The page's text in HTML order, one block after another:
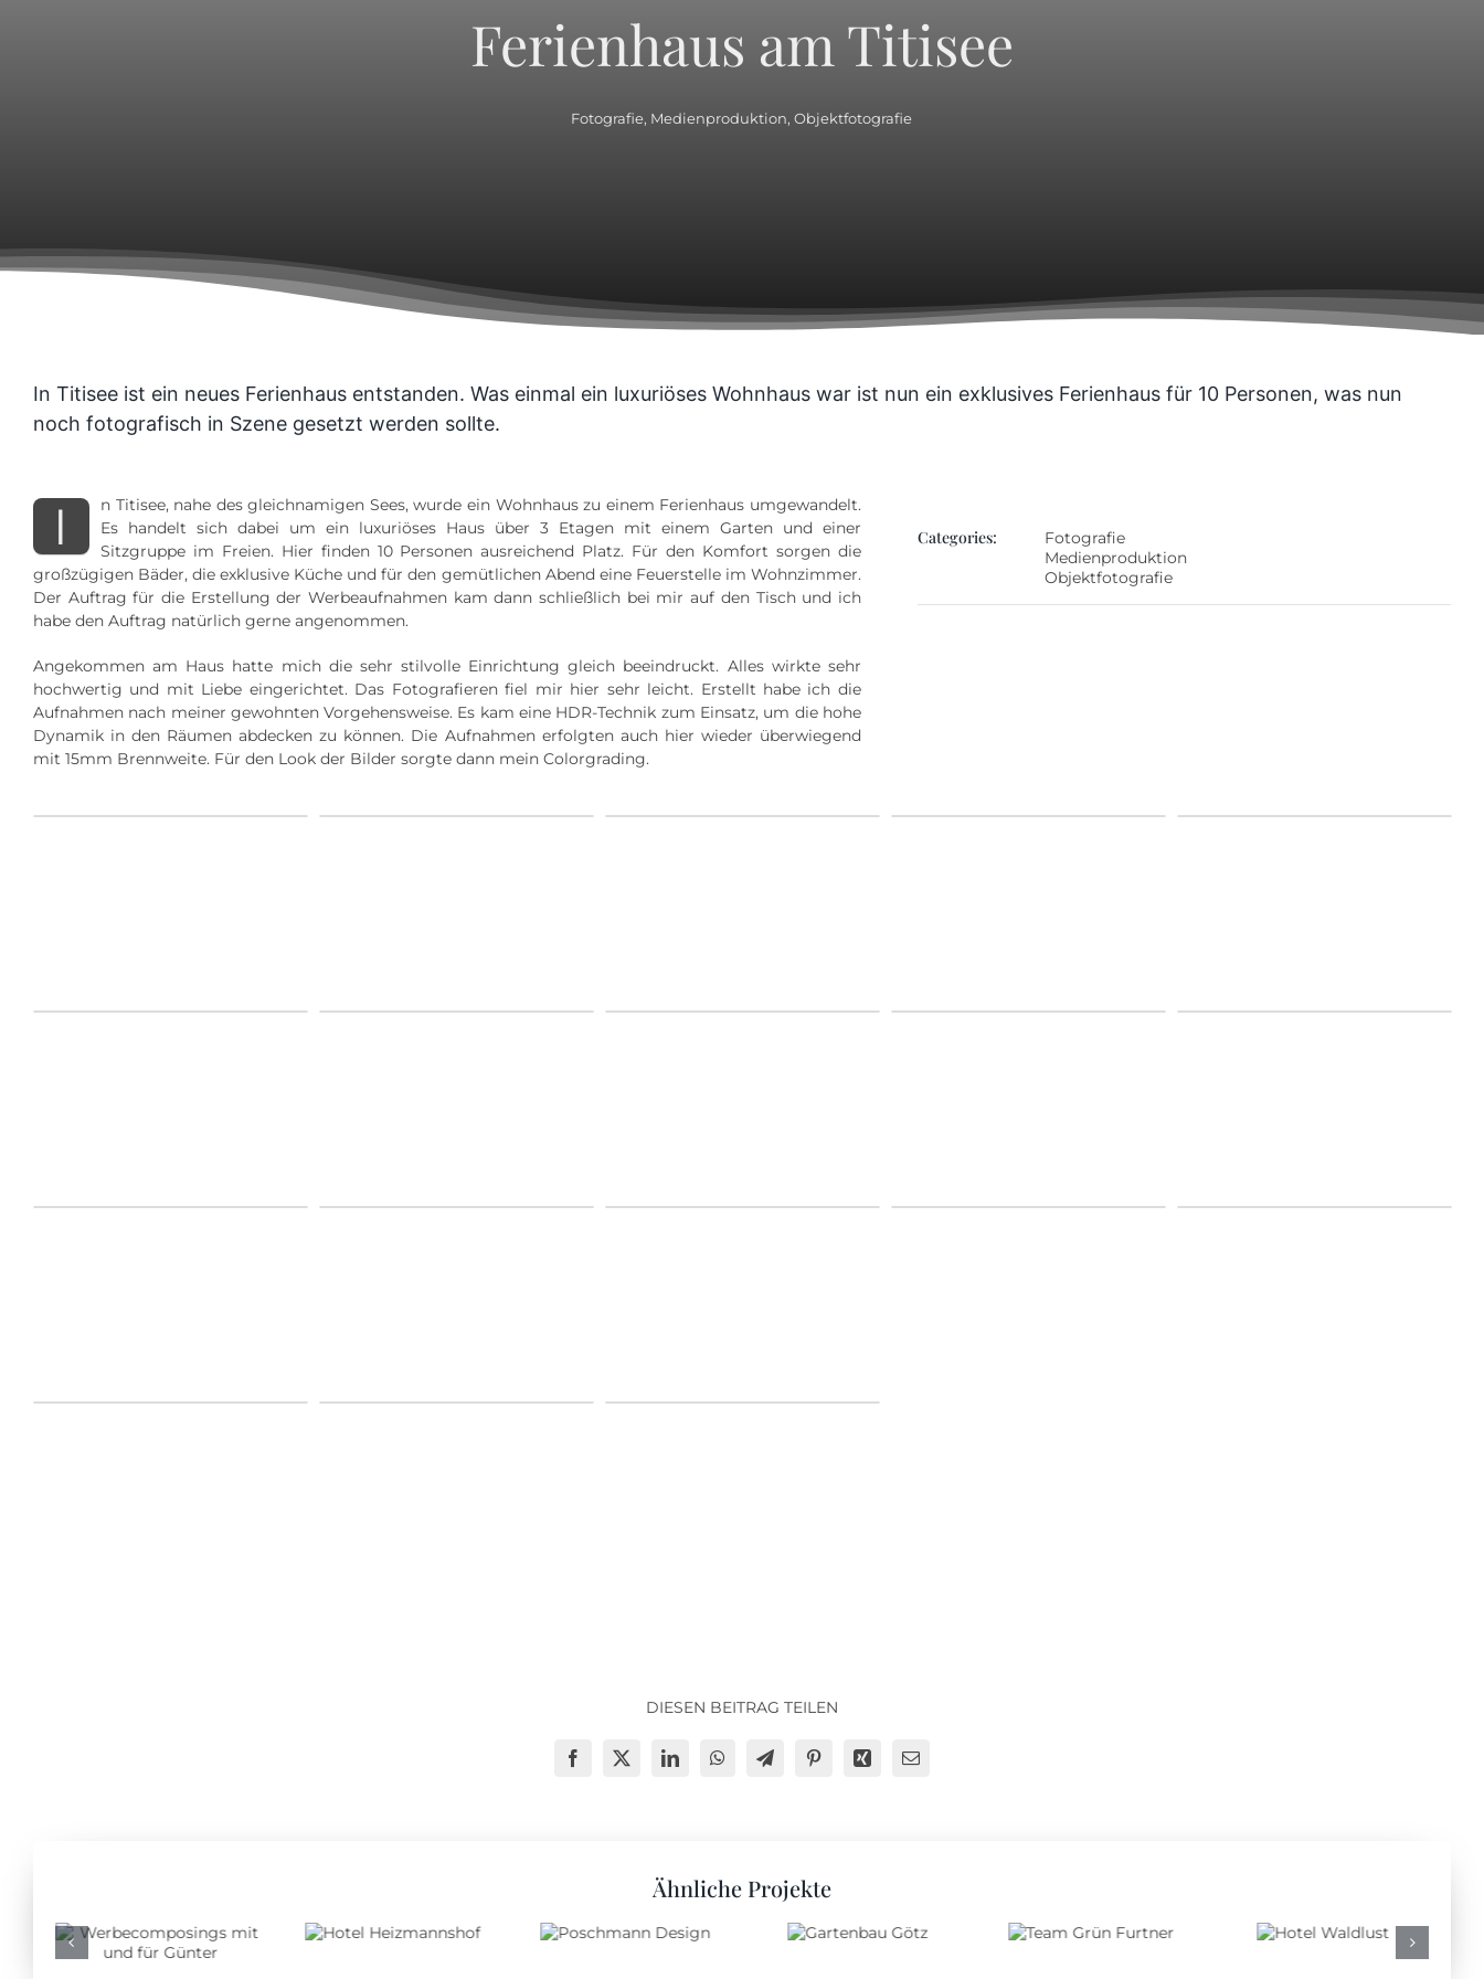
Ferienhaus am Titisee
Fotografie, Medienproduktion,Objektfotografie
In Titisee ist ein neues Ferienhaus entstanden. Was einmal ein luxuriöses Wohnhaus war ist nun ein exklusives Ferienhaus für 10 Personen, was nun
noch fotografisch in Szene gesetzt werden sollte.
I
n Titisee, nahe des gleichnamigen Sees, wurde ein Wohnhaus zu einem Ferienhaus umgewandelt.
Es handelt sich dabei um ein luxuriöses Haus über 3 Etagen mit einem Garten und einer
Sitzgruppe im Freien. Hier finden 10 Personen ausreichend Platz. Für den Komfort sorgen die
großzügigen Bäder, die exklusive Küche und für den gemütlichen Abend eine Feuerstelle im Wohnzimmer.
Der Auftrag für die Erstellung der Werbeaufnahmen kam dann schließlich bei mir auf den Tisch und ich
habe den Auftrag natürlich gerne angenommen.
Angekommen am Haus hatte mich die sehr stilvolle Einrichtung gleich beeindruckt. Alles wirkte sehr
hochwertig und mit Liebe eingerichtet. Das Fotografieren fiel mir hier sehr leicht. Erstellt habe ich die
Aufnahmen nach meiner gewohnten Vorgehensweise. Es kam eine HDR-Technik zum Einsatz, um die hohe
Dynamik in den Räumen abdecken zu können. Die Aufnahmen erfolgten auch hier wieder überwiegend
mit 15mm Brennweite. Für den Look der Bilder sorgte dann mein Colorgrading.
Categories:
Fotografie
Medienproduktion
Objektfotografie
DIESEN BEITRAG TEILEN
Ähnliche Projekte
mit und für
Hotel
Poschmann
Gartenbau
Team Grün
Hotel